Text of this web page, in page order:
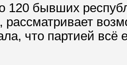
120 бывших
рассматривает
что партией